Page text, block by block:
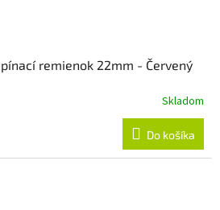
remienok 22mm - Červený
Skladom
Do košíka